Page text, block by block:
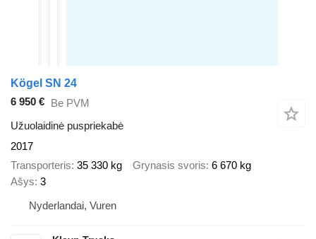
Kögel SN 24
6 950 € Be PVM
Užuolaidinė puspriekabė
2017
Transporteris 35 330 kg Grynasis svoris 6 670 kg
Ašys 3
Nyderlandai, Vuren